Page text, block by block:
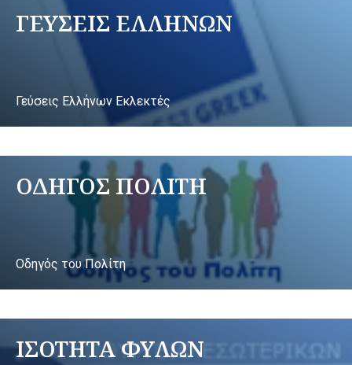
ΓΕΥΣΕΙΣ ΕΛΛΗΝΩΝ
Γεύσεις Ελλήνων Εκλεκτές
ΟΔΗΓΟΣ ΠΟΛΙΤΗ
Οδηγός του Πολίτη
ΙΣΟΤΗΤΑ ΦΥΛΩΝ